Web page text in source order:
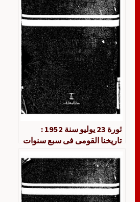
ثورة 23 يوليو سنة 1952 :
تاريخنا القومى فى سبع سنوات